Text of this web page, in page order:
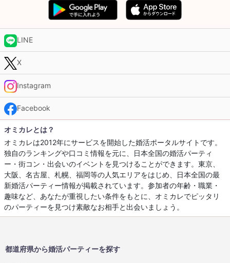
LINE
X
Instagram
Facebook
オミカレとは？
オミカレは2012年にサービスを開始した婚活ポータルサイトです。
独自のランキングや口コミ情報を元に、日本全国の婚活パーティ
ー・街コン・出会いのイベントを見つけることができます。東京、
大阪、名古屋、札幌、福岡等の人気エリアをはじめ、日本全国の最
新婚活パーティー情報が掲載されています。参加者の年齢・職業・
趣味など、あなたが重視したい条件をもとに、オミカレでピッタリ
のパーティーを見つけ素敵なお相手と出会いましょう。
都道府県から婚活パーティーを探す